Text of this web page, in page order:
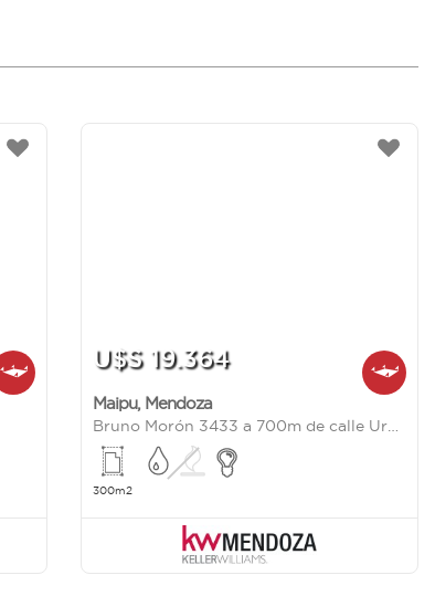
U$S 19.364
Maipu, Mendoza
300m2